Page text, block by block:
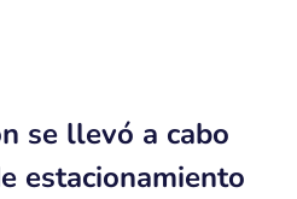
se llevó a cabo
estacionamiento